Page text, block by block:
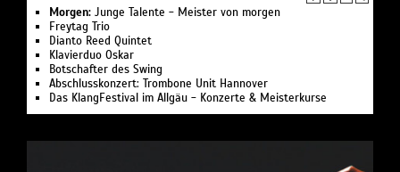
Morgen: Junge Talente - Meister von morgen
Freytag Trio
Dianto Reed Quintet
Klavierduo Oskar
Botschafter des Swing
Abschlusskonzert: Trombone Unit Hannover
Das KlangFestival im Allgäu - Konzerte & Meisterkurse